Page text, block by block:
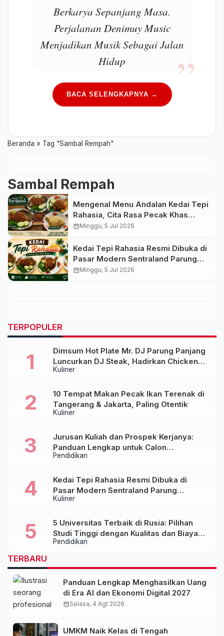
Berkarya Sepanjang Masa.
Perjalanan Denimuy Music
Menjadikan Musik Sebagai Jalan
Hidup
BACA SELENGKAPNYA →
Beranda » Tag "Sambal Rempah"
Sambal Rempah
Mengenal Menu Andalan Kedai Tepi
Rahasia, Cita Rasa Pecak Khas
dengan Sambal Rempah Formula
calendar_monthMinggu, 5 Jul 2026
Kedai Tepi Rahasia Resmi Dibuka di
Pasar Modern Sentraland Parung
Panjang, Hadirkan Sambal Rempah
calendar_monthMinggu, 5 Jul 2026
TERPOPULER
Kuliner
Dimsum Hot Plate Mr. DJ Parung Panjang
Luncurkan DJ Steak, Hadirkan Chicken
Steak Orisinal di Atas Hot Plate
Kuliner
10 Tempat Makan Pecak Ikan Terenak di
Tangerang & Jakarta, Paling Otentik
Pendidikan
Jurusan Kuliah dan Prospek Kerjanya:
Panduan Lengkap untuk Calon
Mahasiswa
Kuliner
Kedai Tepi Rahasia Resmi Dibuka di
Pasar Modern Sentraland Parung
Panjang, Hadirkan Sambal Rempah
Pendidikan
5 Universitas Terbaik di Rusia: Pilihan
Studi Tinggi dengan Kualitas dan Biaya
Terjangkau
TERBARU
Panduan Lengkap Menghasilkan Uang
di Era AI dan Ekonomi Digital 2027
calendar_monthSelasa, 4 Agt 2026
UMKM Naik Kelas di Tengah